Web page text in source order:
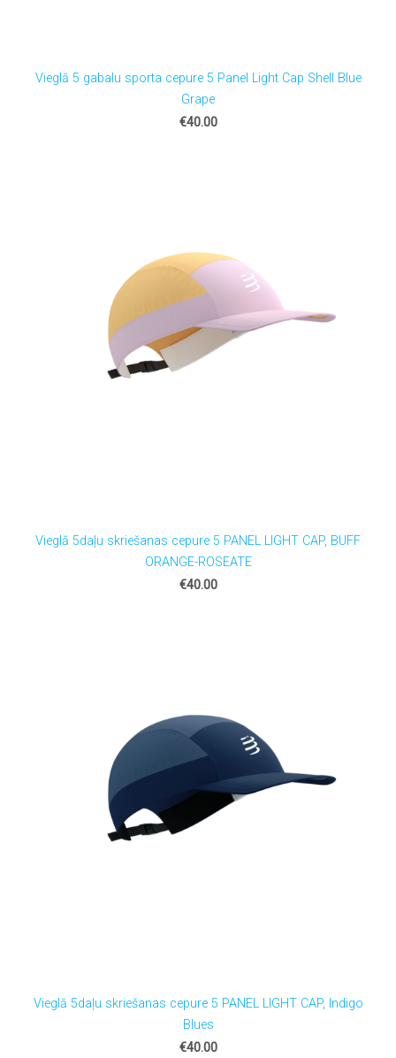
Vieglā 5 gabalu sporta cepure 5 Panel Light Cap Shell Blue
Grape
€40.00
Vieglā 5daļu skriešanas cepure 5 PANEL LIGHT CAP, BUFF
ORANGE-ROSEATE
€40.00
Vieglā 5daļu skriešanas cepure 5 PANEL LIGHT CAP, Indigo
Blues
€40.00